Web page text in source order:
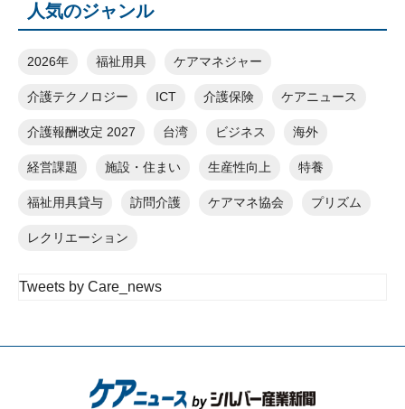
人気のジャンル
2026年 福祉用具 ケアマネジャー
介護テクノロジー ICT 介護保険 ケアニュース
介護報酬改定 2027 台湾 ビジネス 海外
経営課題 施設・住まい 生産性向上 特養
福祉用具貸与 訪問介護 ケアマネ協会 プリズム
レクリエーション
Tweets by Care_news